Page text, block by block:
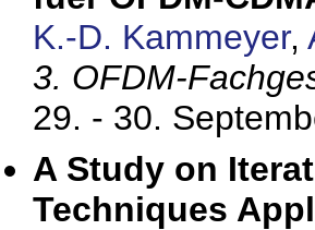
K.-D. Kammeyer,
3. OFDM-
29. - 30.
A Study on
Techniques